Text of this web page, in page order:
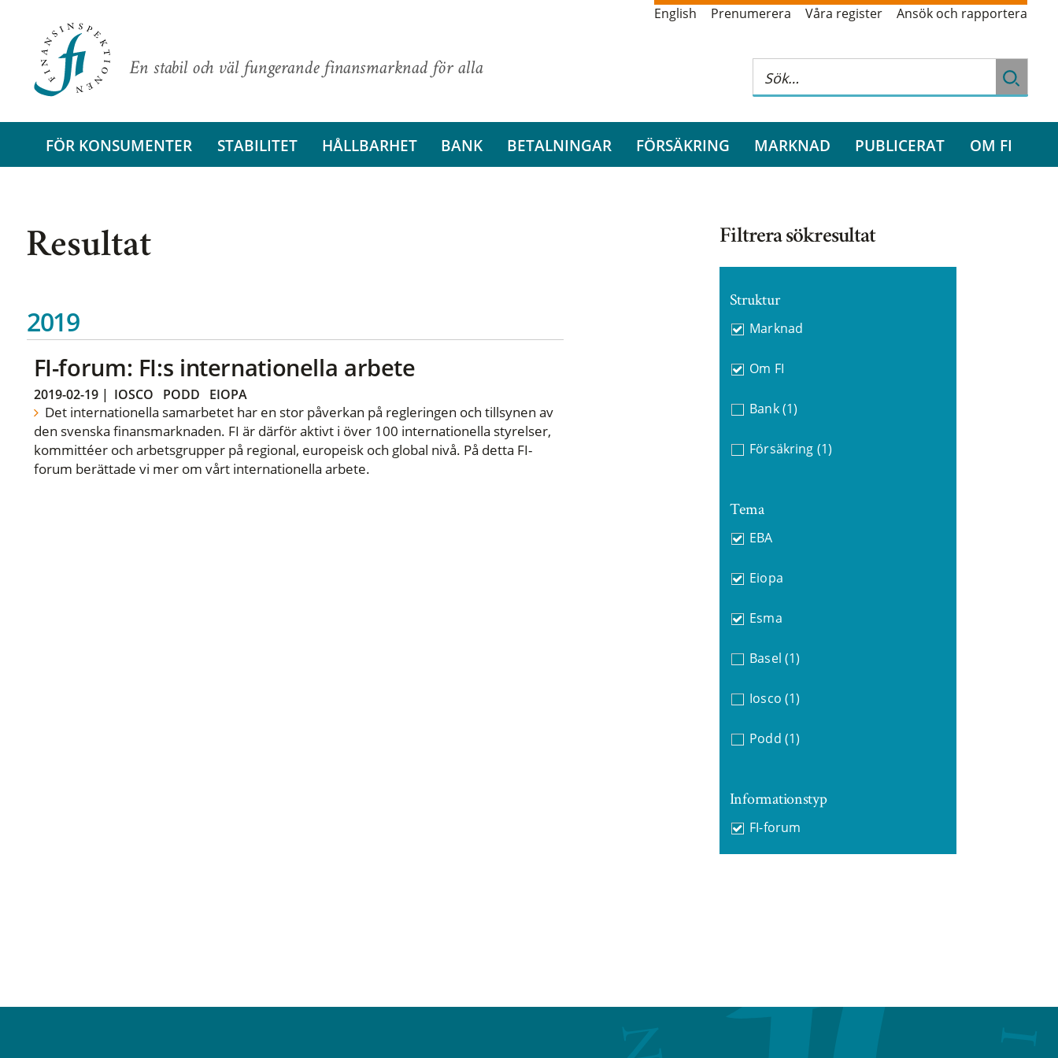
En stabil och väl fungerande finansmarknad för alla
English Prenumerera Våra register Ansök och rapportera
FÖR KONSUMENTER STABILITET HÅLLBARHET BANK BETALNINGAR FÖRSÄKRING MARKNAD PUBLICERAT OM FI
Resultat
2019
FI-forum: FI:s internationella arbete
2019-02-19| IOSCO PODD EIOPA
Det internationella samarbetet har en stor påverkan på regleringen och tillsynen av
den svenska finansmarknaden. FI är därför aktivt i över 100 internationella styrelser,
kommittéer och arbetsgrupper på regional, europeisk och global nivå. På detta FI-
forum berättade vi mer om vårt internationella arbete.
Filtrera sökresultat
Struktur
Marknad
Om FI
Bank (1)
Försäkring (1)
Tema
EBA
Eiopa
Esma
Basel (1)
Iosco (1)
Podd (1)
Informationstyp
FI-forum